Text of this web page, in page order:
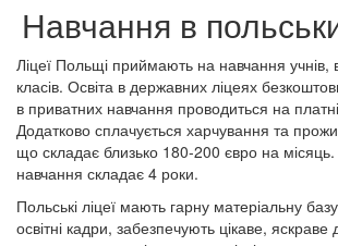
Навчання в
Ліцеї Польщі приймають на навчання учнів,
класів. Освіта в державних ліцеях
в приватних навчання проводиться на
Додатково сплачується харчування та
що складає близько 180-200 євро на місяць.
навчання складає 4 роки.
Польські ліцеї мають гарну матеріальну
освітні кадри, забезпечують цікаве, яскраве